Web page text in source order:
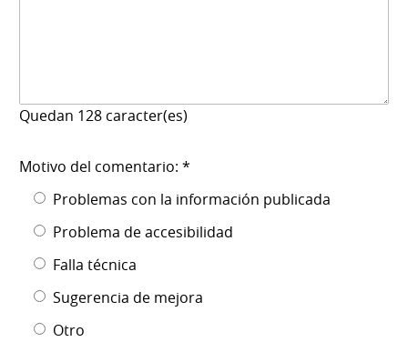
Quedan 128 caracter(es)
Motivo del comentario: *
Problemas con la información publicada
Problema de accesibilidad
Falla técnica
Sugerencia de mejora
Otro